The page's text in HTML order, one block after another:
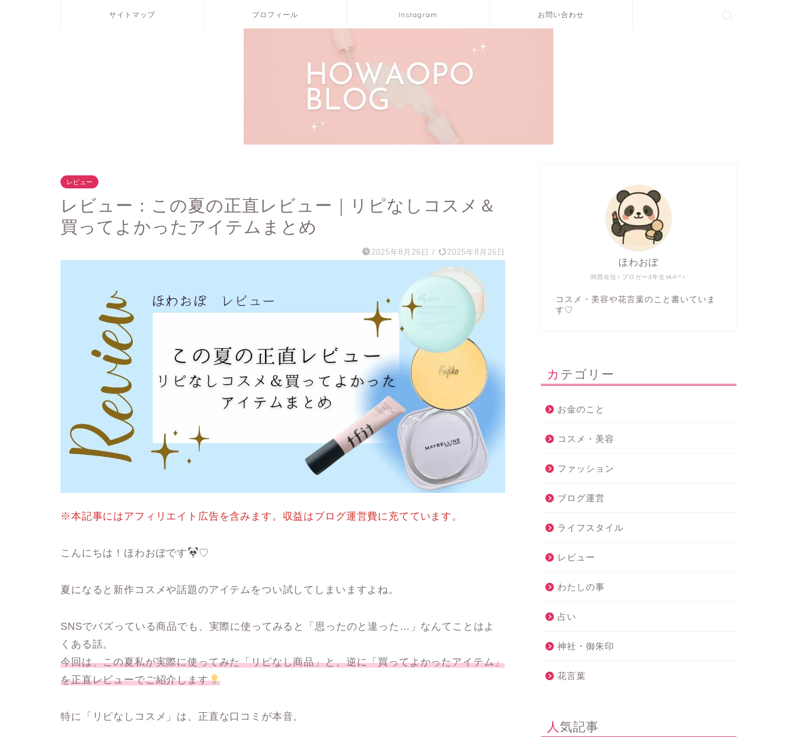
サイトマップ プロフィール Instagram お問い合わせ
レビュー
レビュー：この夏の正直レビュー｜リピなしコスメ＆
買ってよかったアイテムまとめ
2025年8月26日 / 2025年8月26日
※本記事にはアフィリエイト広告を含みます。収益はブログ運営費に充てています。
こんにちは！ほわおぽです ♡
夏になると新作コスメや話題のアイテムをつい試してしまいますよね。
SNSでバズっている商品でも、実際に使ってみると「思ったのと違った…」なんてことはよ
くある話。
今回は、この夏私が実際に使ってみた「リピなし商品」と、逆に「買ってよかったアイテム」
を正直レビューでご紹介します
特に「リピなしコスメ」は、正直な口コミが本音。
関西在住♀ブロガー3年生ᝰ✍︎꙳⋆
ほわおぽ
コスメ・美容や花言葉のこと書いていま
す♡
カテゴリー
お金のこと
コスメ・美容
ファッション
ブログ運営
ライフスタイル
レビュー
わたしの事
占い
神社・御朱印
花言葉
人気記事